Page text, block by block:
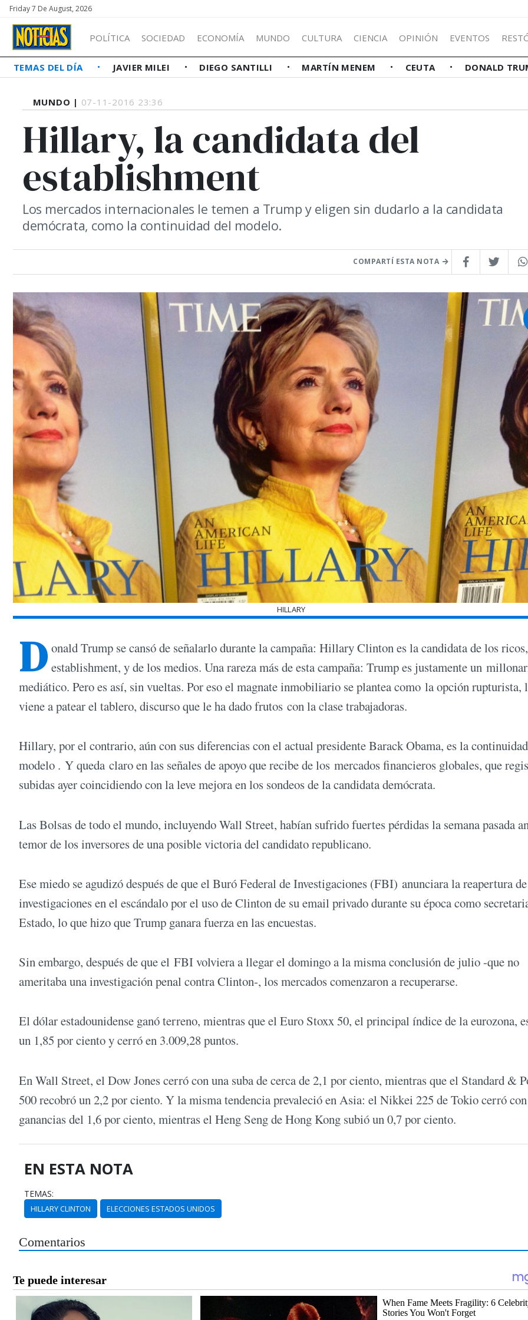
Friday 7 De August, 2026
POLÍTICA SOCIEDAD ECONOMÍA MUNDO CULTURA CIENCIA OPINIÓN EVENTOS
TEMAS DEL DÍA JAVIER MILEI DIEGO SANTILLI MARTÍN MENEM CEUTA DONALD
MUNDO | 07-11-2016 23:36
Hillary, la candidata del
establishment
Los mercados internacionales le temen a Trump y eligen sin dudarlo a la candidata
demócrata, como la continuidad del modelo.
COMPARTÍ ESTA NOTA
HILLARY
D onald Trump se cansó de señalarlo durante la campaña: Hillary Clinton es la candidata de los
establishment, y de los medios. Una rareza más de esta campaña: Trump es justamente un
mediático. Pero es así, sin vueltas. Por eso el magnate inmobiliario se plantea como la opción rupturista,
viene a patear el tablero, discurso que le ha dado frutos con la clase trabajadoras.
Hillary, por el contrario, aún con sus diferencias con el actual presidente Barack Obama, es la
modelo . Y queda claro en las señales de apoyo que recibe de los mercados financieros globales, que
subidas ayer coincidiendo con la leve mejora en los sondeos de la candidata demócrata.
Las Bolsas de todo el mundo, incluyendo Wall Street, habían sufrido fuertes pérdidas la semana pasada
temor de los inversores de una posible victoria del candidato republicano.
Ese miedo se agudizó después de que el Buró Federal de Investigaciones (FBI) anunciara la reapertura
investigaciones en el escándalo por el uso de Clinton de su email privado durante su época como
Estado, lo que hizo que Trump ganara fuerza en las encuestas.
Sin embargo, después de que el FBI volviera a llegar el domingo a la misma conclusión de julio -que no
ameritaba una investigación penal contra Clinton-, los mercados comenzaron a recuperarse.
El dólar estadounidense ganó terreno, mientras que el Euro Stoxx 50, el principal índice de la eurozona,
un 1,85 por ciento y cerró en 3.009,28 puntos.
En Wall Street, el Dow Jones cerró con una suba de cerca de 2,1 por ciento, mientras que el Standard &
500 recobró un 2,2 por ciento. Y la misma tendencia prevaleció en Asia: el Nikkei 225 de Tokio cerró con
ganancias del 1,6 por ciento, mientras el Heng Seng de Hong Kong subió un 0,7 por ciento.
EN ESTA NOTA
TEMAS:
HILLARY CLINTON ELECCIONES ESTADOS UNIDOS
Comentarios